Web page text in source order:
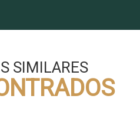
SIMILARES